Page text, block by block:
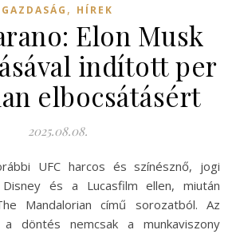
GAZDASÁG , HÍREK
Elon Musk
indított per
elbocsátásért
2025.08.08.
és a Lucasfilm ellen, miután
Mandalorian című sorozatból. Az
döntés nemcsak a munkaviszony